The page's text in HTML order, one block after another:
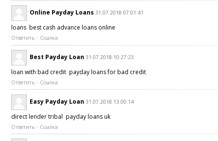
Online Payday Loans 31.07.2018 07:01:41
loans best cash advance loans online
Ответить Ссылка
Best Payday Loan 31.07.2018 10:27:23
loan with bad credit payday loans for bad credit
Ответить Ссылка
Easy Payday Loan 31.07.2018 13:00:14
direct lender tribal payday loans uk
Ответить Ссылка